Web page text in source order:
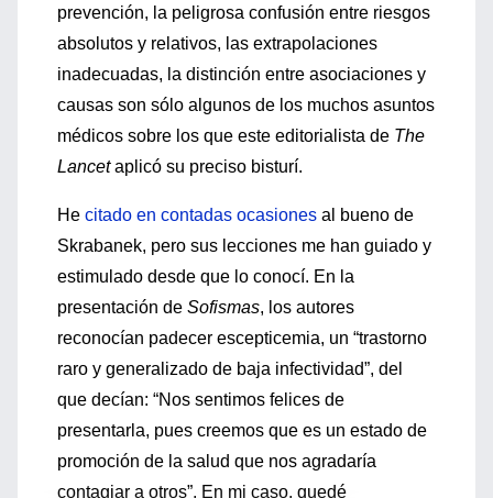
prevención, la peligrosa confusión entre riesgos
absolutos y relativos, las extrapolaciones
inadecuadas, la distinción entre asociaciones y
causas son sólo algunos de los muchos asuntos
médicos sobre los que este editorialista de The
Lancetaplicó su preciso bisturí.
He citado en contadas ocasiones al bueno de
Skrabanek, pero sus lecciones me han guiado y
estimulado desde que lo conocí. En la
presentación de Sofismas, los autores
reconocían padecer escepticemia, un “trastorno
raro y generalizado de baja infectividad”, del
que decían: “Nos sentimos felices de
presentarla, pues creemos que es un estado de
promoción de la salud que nos agradaría
contagiar a otros”. En mi caso, quedé